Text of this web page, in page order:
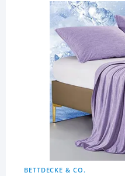
BETTDECKE & CO.